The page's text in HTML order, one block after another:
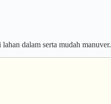
dalam serta mudah manuver.